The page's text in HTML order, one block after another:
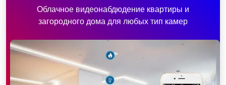
Облачное видеонабдюдение квартиры и
загородного дома для любых тип камер